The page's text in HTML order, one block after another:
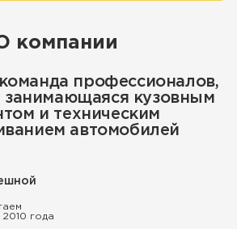
компании
профессионалов,
занимающаяся кузовным
и техническим
автомобилей
2010 года